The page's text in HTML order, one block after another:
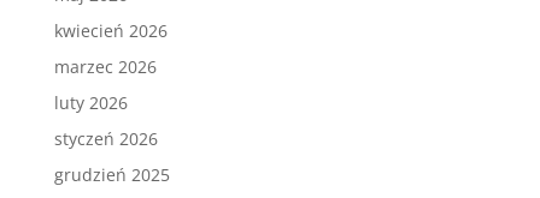
kwiecień 2026
marzec 2026
luty 2026
styczeń 2026
grudzień 2025